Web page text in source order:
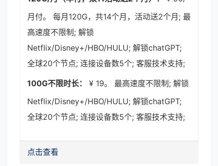
月付。 每月120G，共14个月，活动送2个月; 最
高速度不限制; 解锁
Netflix/Disney+/HBO/HULU; 解锁chatGPT;
全球20个节点; 连接设备数5个; 客服技术支持;
100G不限时长：
¥ 19。 最高速度不限制; 解锁
Netflix/Disney+/HBO/HULU; 解锁chatGPT;
全球20个节点; 连接设备数5个; 客服技术支持;
点击查看